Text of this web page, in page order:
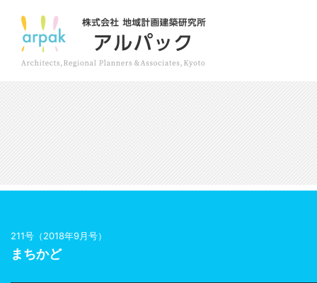
211号（2018年9月号）
まちかど